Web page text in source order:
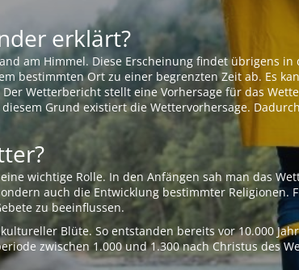
erklärt?
am Himmel. Diese Erscheinung findet übrigens
bestimmten Ort zu einer begrenzten Zeit ab. Es
Wetterbericht stellt eine Vorhersage für das
Grund existiert die Wettervorhersage.
wichtige Rolle. In den Anfängen sah man das
auch die Entwicklung bestimmter Religionen.
zu beeinflussen.
Blüte. So entstanden bereits vor 10.000
zwischen 1.000 und 1.300 nach Christus des